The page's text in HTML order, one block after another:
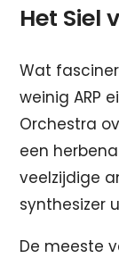
Het Siel
Wat
weinig ARP
Orchestra
een
veelzijdige
synthesizer
De meeste